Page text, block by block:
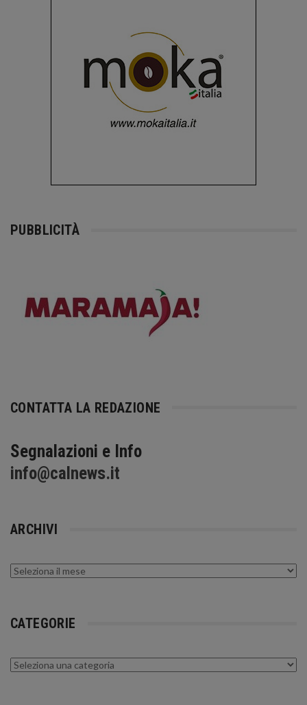
PUBBLICITÀ
CONTATTA LA REDAZIONE
Segnalazioni e Info
info@calnews.it
ARCHIVI
Archivi
CATEGORIE
Categorie